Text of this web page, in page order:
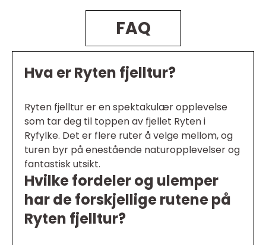
FAQ
Hva er Ryten fjelltur?
Ryten fjelltur er en spektakulær opplevelse
som tar deg til toppen av fjellet Ryten i
Ryfylke. Det er flere ruter å velge mellom, og
turen byr på enestående naturopplevelser og
fantastisk utsikt.
Hvilke fordeler og ulemper
har de forskjellige rutene på
Ryten fjelltur?